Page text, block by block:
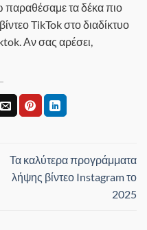
παραθέσαμε τα δέκα πιο
TikTok στο διαδίκτυο
Αν σας αρέσει,
Τα καλύτερα προγράμματα
λήψης βίντεο Instagram το
2025